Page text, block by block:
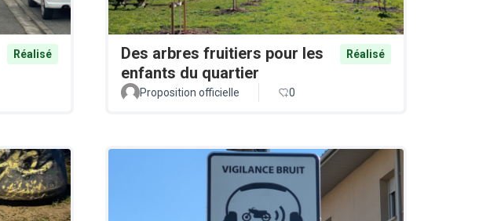
Réalisé
Des arbres fruitiers pour les
enfants du quartier
Réalisé
Proposition officielle 0